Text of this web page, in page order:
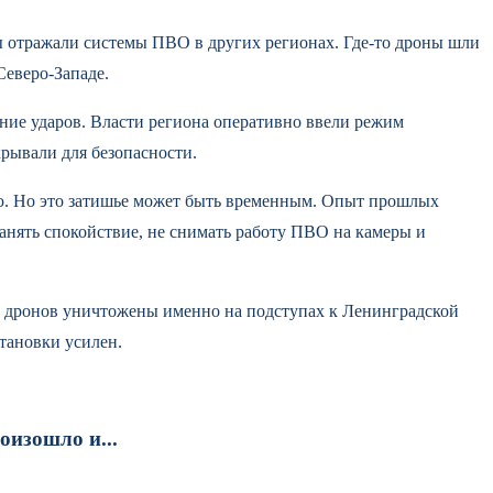
отражали системы ПВО в других регионах. Где-то дроны шли
Западе.
ударов. Власти региона оперативно ввели режим
для безопасности.
Но это затишье может быть временным. Опыт прошлых
спокойствие, не снимать работу ПВО на камеры и
уничтожены именно на подступах к Ленинградской
усилен.
и...